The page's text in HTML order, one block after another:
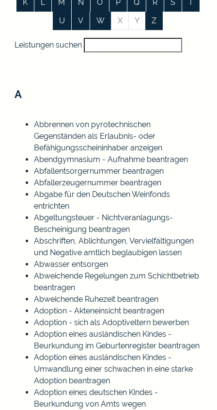
K
L M N O P Q R S
T
U
V W X Y Z
Leistungen suchen
A
Abbrennen von pyrotechnischen
Gegenständen als Erlaubnis- oder
Befähigungsscheininhaber anzeigen
Abendgymnasium - Aufnahme beantragen
Abfallentsorgernummer beantragen
Abfallerzeugernummer beantragen
Abgabe für den Deutschen Weinfonds
entrichten
Abgeltungsteuer - Nichtveranlagungs-
Bescheinigung beantragen
Abschriften, Ablichtungen, Vervielfältigungen
und Negative amtlich beglaubigen lassen
Abwasser entsorgen
Abweichende Regelungen zum Schichtbetrieb
beantragen
Abweichende Ruhezeit beantragen
Adoption - Akteneinsicht beantragen
Adoption - sich als Adoptiveltern bewerben
Adoption eines ausländischen Kindes -
Beurkundung im Geburtenregister beantragen
Adoption eines ausländischen Kindes -
Umwandlung einer schwachen in eine starke
Adoption beantragen
Adoption eines deutschen Kindes -
Beurkundung von Amts wegen